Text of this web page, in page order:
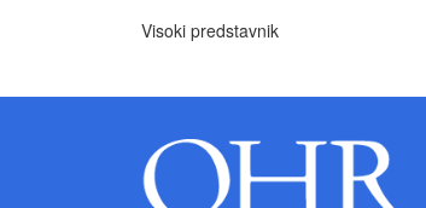
Visoki predstavnik